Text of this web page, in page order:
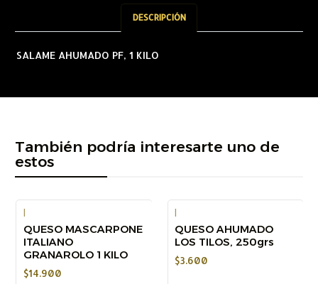
DESCRIPCIÓN
SALAME AHUMADO PF, 1 KILO
También podría interesarte uno de
estos
|
QUESO MASCARPONE
ITALIANO
GRANAROLO 1 KILO
$14.900
|
QUESO AHUMADO
LOS TILOS, 250grs
$3.600